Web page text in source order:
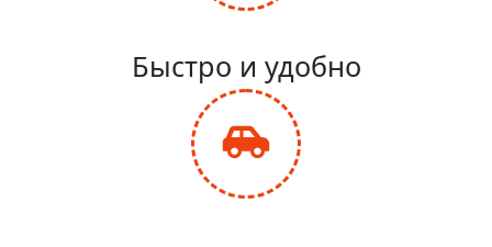
balance-
scale
Быстро и удобно
fas
fa-